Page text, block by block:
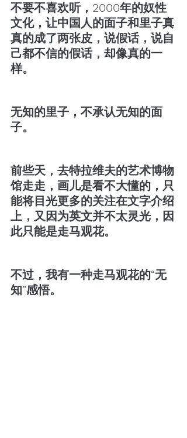
不要不喜欢听，2000年的奴性
文化，让中国人的面子和里子真
真的成了两张皮，说假话，说自
己都不信的假话，却像真的一
样。
无知的里子，不承认无知的面
子。
前些天，去特拉维夫的艺术博物
馆走走，画儿是看不大懂的，只
能将目光更多的关注在文字介绍
上，又因为英文并不太灵光，因
此只能是走马观花。
不过，我有一种走马观花的“无
知”感悟。